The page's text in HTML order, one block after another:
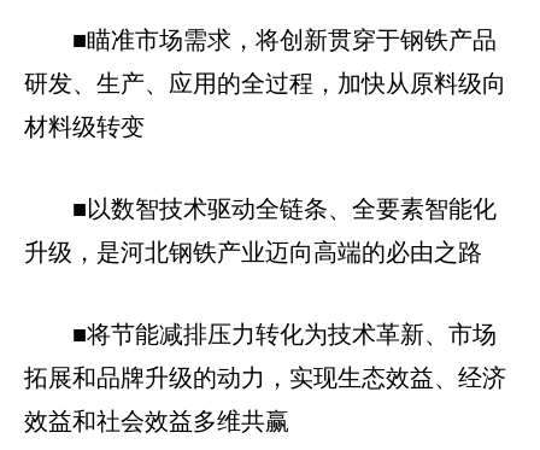
■瞄准市场需求，将创新贯穿于钢铁产品
研发、生产、应用的全过程，加快从原料级向
材料级转变
■以数智技术驱动全链条、全要素智能化
升级，是河北钢铁产业迈向高端的必由之路
■将节能减排压力转化为技术革新、市场
拓展和品牌升级的动力，实现生态效益、经济
效益和社会效益多维共赢